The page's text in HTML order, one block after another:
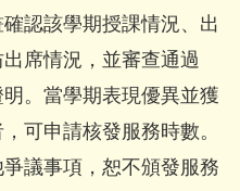
認該學期授課情況、出
席情況，並審查通過
。當學期表現優異並獲
可申請核發服務時數。
議事項，恕不頒發服務